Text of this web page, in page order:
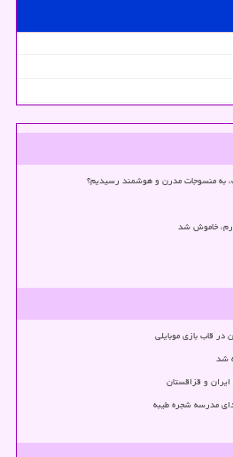
به منسوجات مدرن و هوشمند رسیدیم؟
خاموش شد
در قاب بازی موبایلی
شد
و قزاقستان
مدرسه شجره طیبه